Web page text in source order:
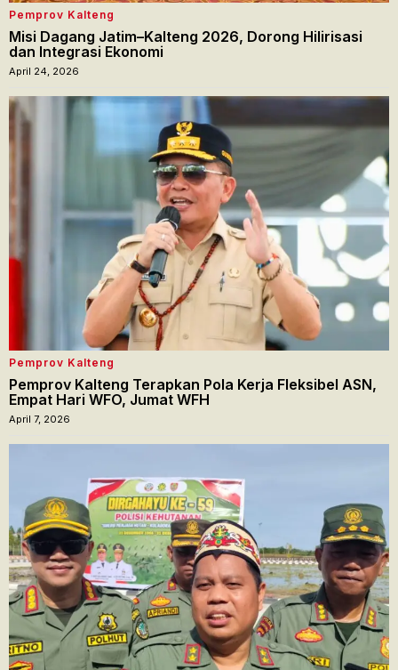
Pemprov Kalteng
Misi Dagang Jatim–Kalteng 2026, Dorong Hilirisasi
dan Integrasi Ekonomi
April 24, 2026
Pemprov Kalteng
Pemprov Kalteng Terapkan Pola Kerja Fleksibel ASN,
Empat Hari WFO, Jumat WFH
April 7, 2026